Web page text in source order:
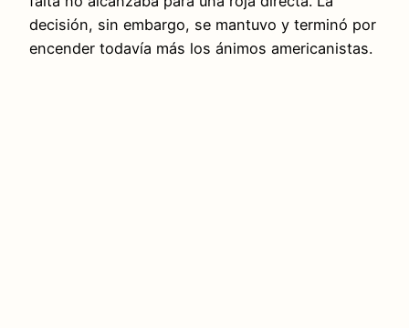
decisión, sin embargo, se mantuvo y terminó por
encender todavía más los ánimos americanistas.